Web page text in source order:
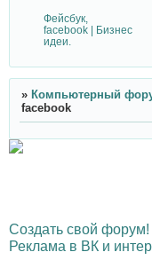
Фейсбук,
facebook | Бизнес
идеи.
» Компьютерный
facebook
Создать свой форум!
Реклама в ВК и